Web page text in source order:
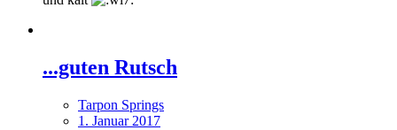
...guten Rutsch
Tarpon Springs
1. Januar 2017